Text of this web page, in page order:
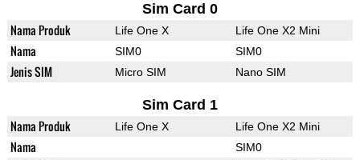
Sim Card 0
Nama Produk Life One X Life One X2 Mini
Nama SIM0 SIM0
Jenis SIM Micro SIM Nano SIM
Sim Card 1
Nama Produk Life One X Life One X2 Mini
Nama SIM0